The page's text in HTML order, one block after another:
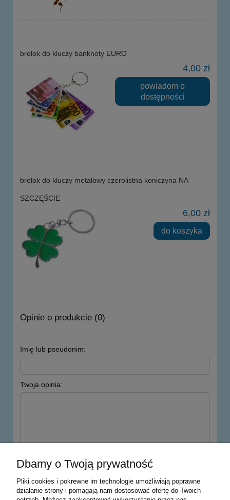
brelok do kluczy banknoty EURO
4,00 zł
powiadom o
dostępności
brelok do kluczy metalowy czerolistna koniczyna NA
SZCZĘŚCIE
6,00 zł
do koszyka
Opinie o produkcie (0)
Imię lub pseudonim:
Twoja opinia:
Dbamy o Twoją prywatność
Pliki cookies i pokrewne im technologie umożliwiają poprawne
działanie strony i pomagają nam dostosować ofertę do Twoich